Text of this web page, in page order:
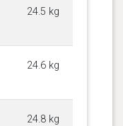
24.5 kg
24.6 kg
24.8 kg